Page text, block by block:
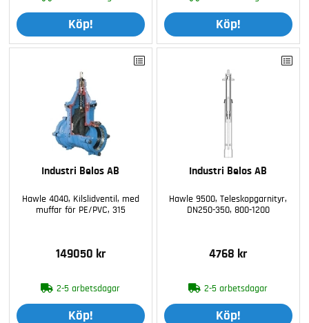
Köp! Köp!
Industri Belos AB
Hawle 4040, Kilslidventil, med
muffar för PE/PVC, 315
149050 kr
2-5 arbetsdagar
Köp!
Industri Belos AB
Hawle 9500, Teleskopgarnityr,
DN250-350, 800-1200
4768 kr
2-5 arbetsdagar
Köp!